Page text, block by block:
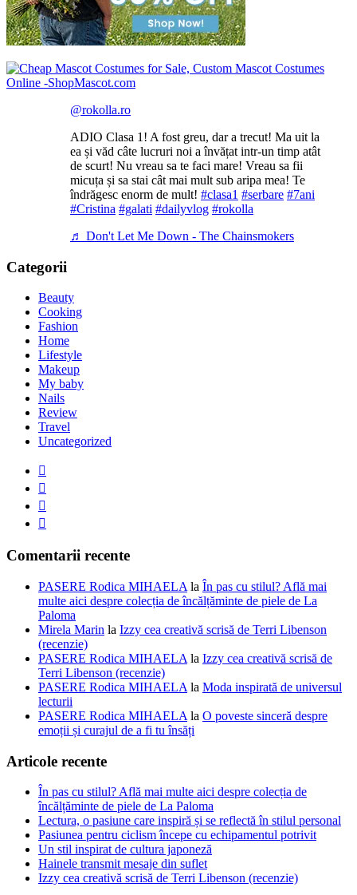
@rokolla.ro
ADIO Clasa 1! A fost greu, dar a trecut! Ma uit la
ea și văd câte lucruri noi a învățat intr-un timp atât
de scurt! Nu vreau sa te faci mare! Vreau sa fii
micuța și sa stai cât mai mult sub aripa mea! Te
îndrăgesc enorm de mult! #clasa1 #serbare #7ani
#Cristina #galati #dailyvlog #rokolla
♬ Don't Let Me Down - The Chainsmokers
Categorii
Beauty
Cooking
Fashion
Home
Lifestyle
Makeup
My baby
Nails
Review
Travel
Uncategorized
Comentarii recente
PASERE Rodica MIHAELA la În pas cu stilul? Află mai
multe aici despre colecția de încălțăminte de piele de La
Paloma
Mirela Marin la Izzy cea creativă scrisă de Terri Libenson
(recenzie)
PASERE Rodica MIHAELA la Izzy cea creativă scrisă de
Terri Libenson (recenzie)
PASERE Rodica MIHAELA la Moda inspirată de universul
lecturii
PASERE Rodica MIHAELA la O poveste sinceră despre
emoții și curajul de a fi tu însăți
Articole recente
În pas cu stilul? Află mai multe aici despre colecția de
încălțăminte de piele de La Paloma
Lectura, o pasiune care inspiră și se reflectă în stilul personal
Pasiunea pentru ciclism începe cu echipamentul potrivit
Un stil inspirat de cultura japoneză
Hainele transmit mesaje din suflet
Izzy cea creativă scrisă de Terri Libenson (recenzie)